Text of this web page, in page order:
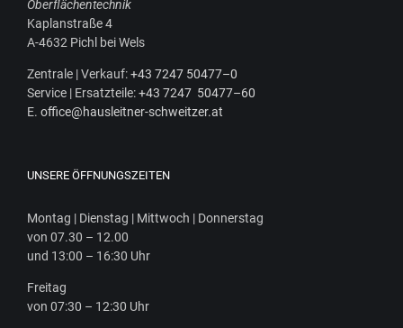
Ober­flä­chen­tech­nik
Kaplan­stra­ße 4
A‑4632 Pichl bei Wels
Zen­tra­le | Ver­kauf:+43 7247 50477–0
Ser­vice | Ersatz­tei­le:+43 7247 50477–60
E. office@hausleitner-schweitzer.at
UNSERE ÖFFNUNGSZEITEN
Mon­tag | Diens­tag | Mitt­woch | Donnerstag
von 07.30 – 12.00
und 13:00 – 16:30 Uhr
Frei­tag
von 07:30 – 12:30 Uhr